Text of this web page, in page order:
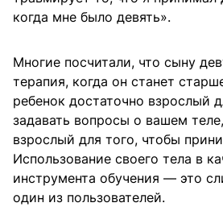
когда мне было девять».
Многие посчитали, что сыну
терапия, когда он станет
ребенок достаточно взрослый
задавать вопросы о вашем
взрослый для того, чтобы
Использование своего тела в
инструмента обучения — это
один из пользователей.